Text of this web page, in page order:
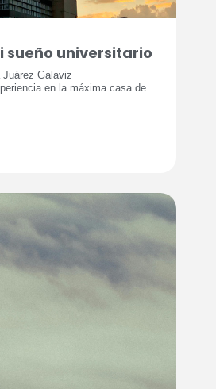
sueño universitario
Juárez Galaviz
en la máxima casa de